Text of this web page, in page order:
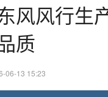
风风行生
质
06-13 15:23